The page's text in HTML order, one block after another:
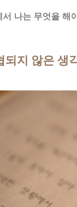
나는 무엇을 해
되지 않은 생